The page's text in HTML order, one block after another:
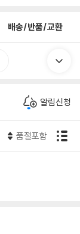
배송/반품/교환
알림신청
품절포함